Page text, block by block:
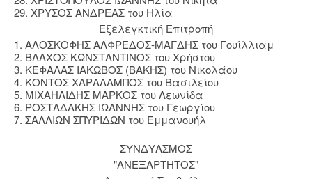
29. ΧΡΥΣΟΣ ΑΝΔΡΕΑΣ του Ηλία
Εξελεγκτική Επιτροπή
1. ΑΛΟΣΚΟΦΗΣ ΑΛΦΡΕΔΟΣ-ΜΑΓΔΗΣ του Γουίλλιαμ
2. ΒΛΑΧΟΣ ΚΩΝΣΤΑΝΤΙΝΟΣ του Χρήστου
3. ΚΕΦΑΛΑΣ ΙΑΚΩΒΟΣ (ΒΑΚΗΣ) του Νικολάου
4. ΚΟΝΤΟΣ ΧΑΡΑΛΑΜΠΟΣ του Βασιλείου
5. ΜΙΧΑΗΛΙΔΗΣ ΜΑΡΚΟΣ του Λεωνίδα
6. ΡΟΣΤΑΔΑΚΗΣ ΙΩΑΝΝΗΣ του Γεωργίου
7. ΣΑΛΛΙΩΝ ΣΠΥΡΙΔΩΝ του Εμμανουήλ
ΣΥΝΔΥΑΣΜΟΣ
"ΑΝΕΞΑΡΤΗΤΟΣ"